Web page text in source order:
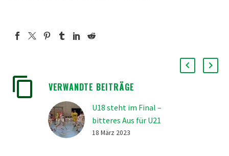
VERWANDTE BEITRÄGE
U18 steht im Final –
bitteres Aus für U21
Packendes Playoff-
18 März 2023